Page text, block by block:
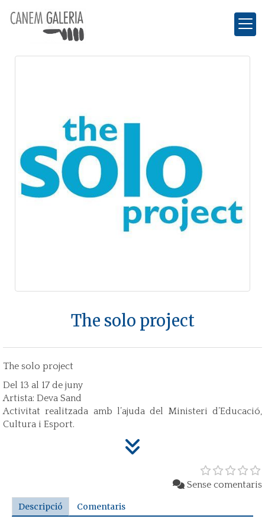
The solo project
The solo project
Del 13 al 17 de juny
Artista: Deva Sand
Activitat realitzada amb l’ajuda del Ministeri d’Educació,
Cultura i Esport.
Sense comentaris
Descripció Comentaris